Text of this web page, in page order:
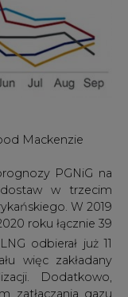
eksportowej
czyli poziomów z
do terminali
Global Platts